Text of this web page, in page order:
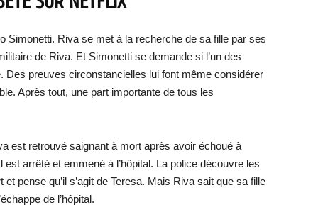
Simonetti. Riva se met à la recherche de sa fille par ses
de Riva. Et Simonetti se demande si l’un des
Des preuves circonstancielles lui font même considérer
Après tout, une part importante de tous les
est retrouvé saignant à mort après avoir échoué à
arrêté et emmené à l’hôpital. La police découvre les
pense qu’il s’agit de Teresa. Mais Riva sait que sa fille
de l’hôpital.